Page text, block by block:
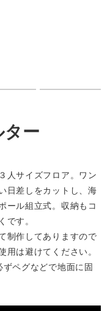
わせ
0532
ー
人サイズフロア。ワン
日差しをカットし、海
ール組立式。収納もコ
です。
制作してありますので
用は避けてください。
ペグなどで地面に固